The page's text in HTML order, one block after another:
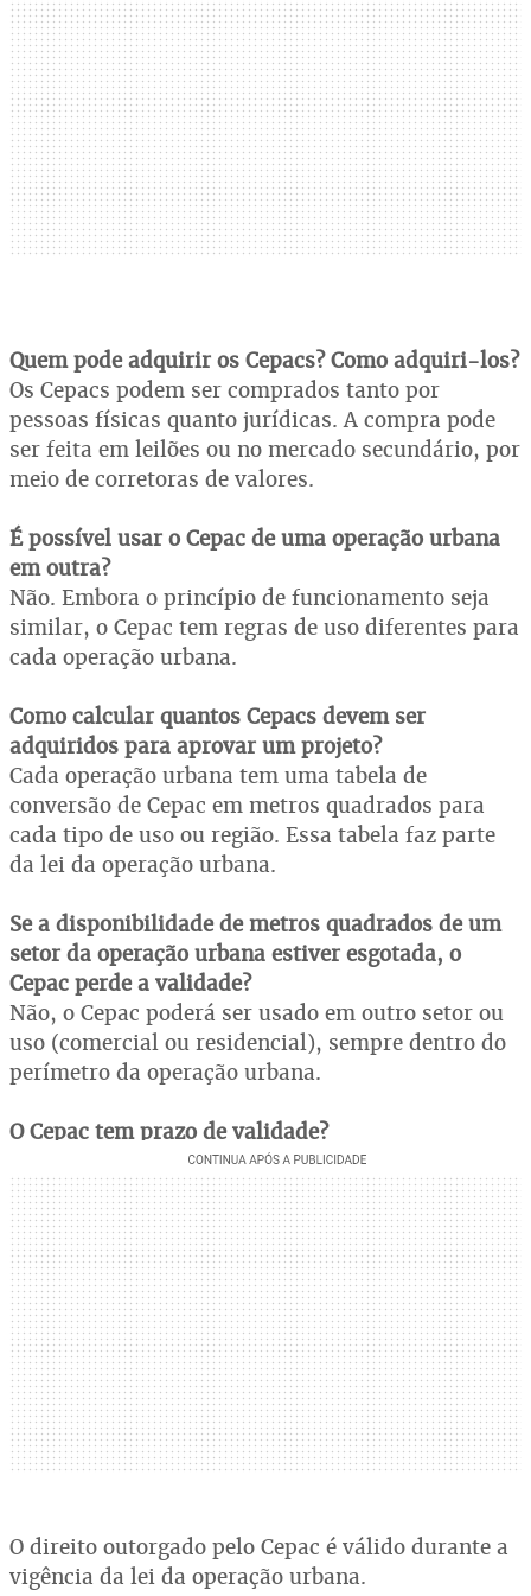
Quem pode adquirir os Cepacs? Como adquiri-los?
Os Cepacs podem ser comprados tanto por
pessoas físicas quanto jurídicas. A compra pode
ser feita em leilões ou no mercado secundário, por
meio de corretoras de valores.
É possível usar o Cepac de uma operação urbana
em outra?
Não. Embora o princípio de funcionamento seja
similar, o Cepac tem regras de uso diferentes para
cada operação urbana.
Como calcular quantos Cepacs devem ser
adquiridos para aprovar um projeto?
Cada operação urbana tem uma tabela de
conversão de Cepac em metros quadrados para
cada tipo de uso ou região. Essa tabela faz parte
da lei da operação urbana.
Se a disponibilidade de metros quadrados de um
setor da operação urbana estiver esgotada, o
Cepac perde a validade?
Não, o Cepac poderá ser usado em outro setor ou
uso (comercial ou residencial), sempre dentro do
perímetro da operação urbana.
O Cepac tem prazo de validade?
O direito outorgado pelo Cepac é válido durante a
vigência da lei da operação urbana.